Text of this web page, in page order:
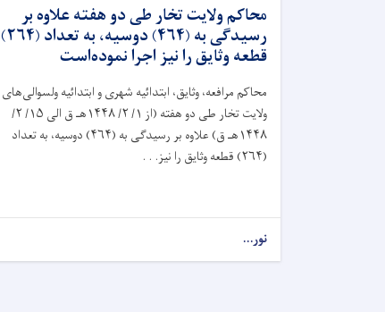
محاکم ولايت تخار طی دو هفته علاوه بر
رسيدگی به (۴۶۴) دوسیه، به تعداد (۲۶۴)
قطعه وثایق را نیز اجرا نموده‌است
محاکم مرافعه، وثايق، ابتدائیه شهرى و ابتدائیه ولسوالى‌های
ولایت تخار طی دو هفته (از ۱/ ۲/ ۱۴۴۸هـ ق الى ۱۵/ ۲/
۱۴۴۸هـ ق) علاوه بر رسيدگی به (۴۶۴) دوسیه، به تعداد
(۲۶۴) قطعه وثایق را نیز. . .
نور...